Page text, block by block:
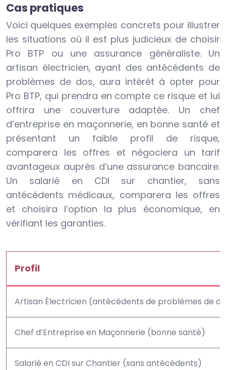
Cas pratiques
Voici quelques exemples concrets pour illustrer
les situations où il est plus judicieux de choisir
Pro BTP ou une assurance généraliste. Un
artisan électricien, ayant des antécédents de
problèmes de dos, aura intérêt à opter pour
Pro BTP, qui prendra en compte ce risque et lui
offrira une couverture adaptée. Un chef
d’entreprise en maçonnerie, en bonne santé et
présentant un faible profil de risque,
comparera les offres et négociera un tarif
avantageux auprès d’une assurance bancaire.
Un salarié en CDI sur chantier, sans
antécédents médicaux, comparera les offres
et choisira l’option la plus économique, en
vérifiant les garanties.
Profil
Artisan Électricien (antécédents de problèmes de
Chef d’Entreprise en Maçonnerie (bonne santé)
Salarié en CDI sur Chantier (sans antécédents)